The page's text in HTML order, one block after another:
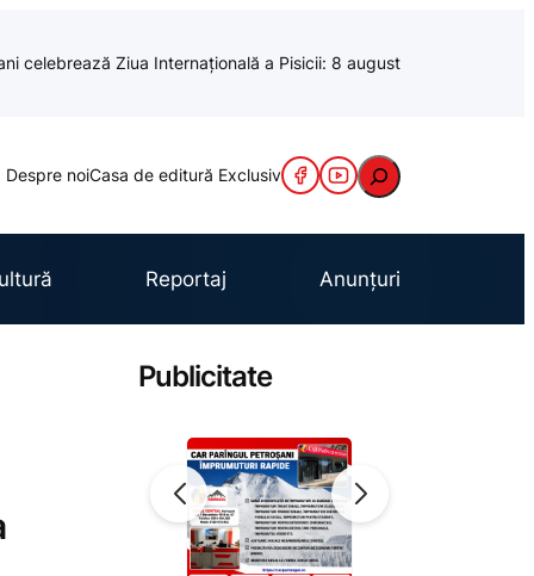
celebrează Ziua Internațională a Pisicii: 8 august
Despre noiCasa de editură Exclusiv Caută
Reportaj Anunțuri
Publicitate